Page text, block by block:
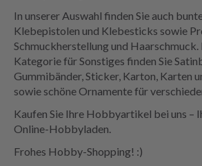
In unserer Auswahl finden Sie auch
Klebepistolen und Klebesticks sowie
Schmuckherstellung und Haarschmuck.
Kategorie für Sonstiges finden Sie
Gummibänder, Sticker, Karton, Karten
sowie schöne Ornamente für
Kaufen Sie Ihre Hobbyartikel bei uns –
Online-Hobbyladen.
Frohes Hobby-Shopping! :)